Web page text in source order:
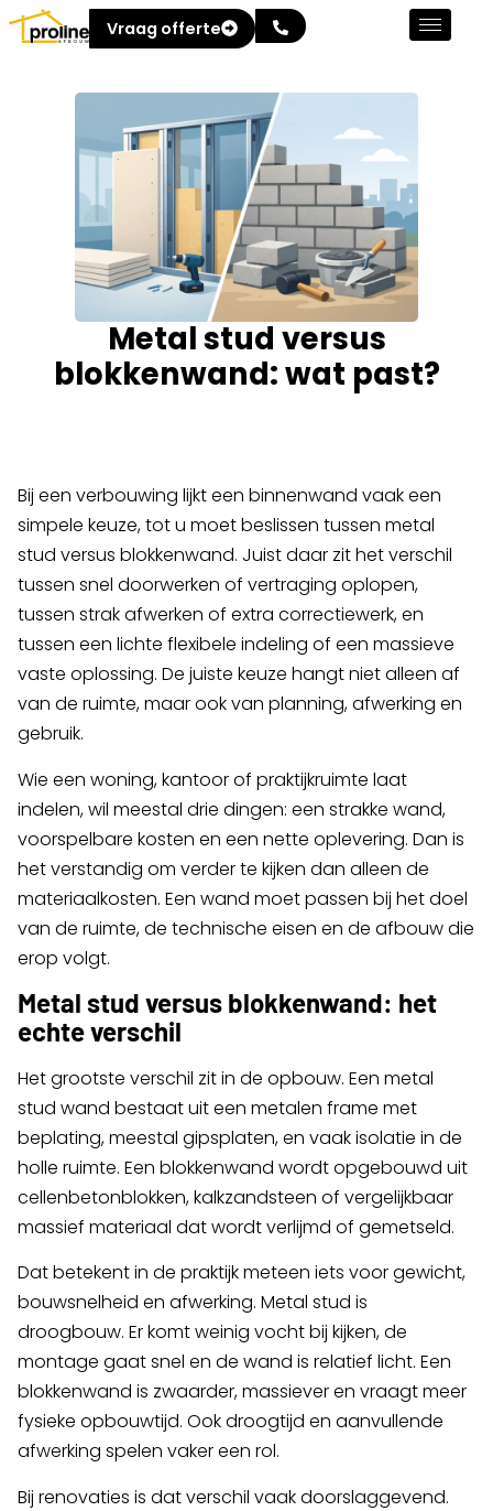
Vraag offerte
Metal stud versus
blokkenwand: wat past?
Bij een verbouwing lijkt een binnenwand vaak een
simpele keuze, tot u moet beslissen tussen metal
stud versus blokkenwand. Juist daar zit het verschil
tussen snel doorwerken of vertraging oplopen,
tussen strak afwerken of extra correctiewerk, en
tussen een lichte flexibele indeling of een massieve
vaste oplossing. De juiste keuze hangt niet alleen af
van de ruimte, maar ook van planning, afwerking en
gebruik.
Wie een woning, kantoor of praktijkruimte laat
indelen, wil meestal drie dingen: een strakke wand,
voorspelbare kosten en een nette oplevering. Dan is
het verstandig om verder te kijken dan alleen de
materiaalkosten. Een wand moet passen bij het doel
van de ruimte, de technische eisen en de afbouw die
erop volgt.
Metal stud versus blokkenwand: het
echte verschil
Het grootste verschil zit in de opbouw. Een metal
stud wand bestaat uit een metalen frame met
beplating, meestal gipsplaten, en vaak isolatie in de
holle ruimte. Een blokkenwand wordt opgebouwd uit
cellenbetonblokken, kalkzandsteen of vergelijkbaar
massief materiaal dat wordt verlijmd of gemetseld.
Dat betekent in de praktijk meteen iets voor gewicht,
bouwsnelheid en afwerking. Metal stud is
droogbouw. Er komt weinig vocht bij kijken, de
montage gaat snel en de wand is relatief licht. Een
blokkenwand is zwaarder, massiever en vraagt meer
fysieke opbouwtijd. Ook droogtijd en aanvullende
afwerking spelen vaker een rol.
Bij renovaties is dat verschil vaak doorslaggevend.